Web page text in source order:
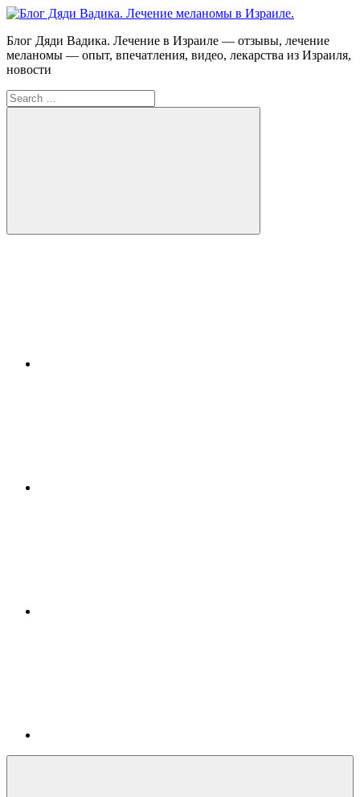
Skip
content
Блог
Дяди
Вадика.
меланомы
в
Блог Дяди Вадика. Лечение в Израиле — отзывы, лечение
меланомы — опыт, впечатления, видео, лекарства из Израиля,
новости
Search
for:
Search